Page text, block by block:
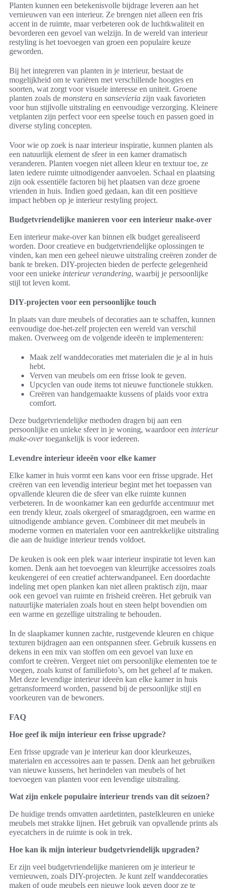
Planten kunnen een betekenisvolle bijdrage leveren aan het
vernieuwen van een interieur. Ze brengen niet alleen een fris
accent in de ruimte, maar verbeteren ook de luchtkwaliteit en
bevorderen een gevoel van welzijn. In de wereld van interieur
restyling is het toevoegen van groen een populaire keuze
geworden.
Bij het integreren van planten in je interieur, bestaat de
mogelijkheid om te variëren met verschillende hoogtes en
soorten, wat zorgt voor visuele interesse en uniteit. Groene
planten zoals de monstera en sansevieria zijn vaak favorieten
voor hun stijlvolle uitstraling en eenvoudige verzorging. Kleinere
vetplanten zijn perfect voor een speelse touch en passen goed in
diverse styling concepten.
Voor wie op zoek is naar interieur inspiratie, kunnen planten als
een natuurlijk element de sfeer in een kamer dramatisch
veranderen. Planten voegen niet alleen kleur en textuur toe, ze
laten iedere ruimte uitnodigender aanvoelen. Schaal en plaatsing
zijn ook essentiële factoren bij het plaatsen van deze groene
vrienden in huis. Indien goed gedaan, kan dit een positieve
impact hebben op je interieur restyling project.
Budgetvriendelijke manieren voor een interieur make-over
Een interieur make-over kan binnen elk budget gerealiseerd
worden. Door creatieve en budgetvriendelijke oplossingen te
vinden, kan men een geheel nieuwe uitstraling creëren zonder de
bank te breken. DIY-projecten bieden de perfecte gelegenheid
voor een unieke interieur verandering, waarbij je persoonlijke
stijl tot leven komt.
DIY-projecten voor een persoonlijke touch
In plaats van dure meubels of decoraties aan te schaffen, kunnen
eenvoudige doe-het-zelf projecten een wereld van verschil
maken. Overweeg om de volgende ideeën te implementeren:
Maak zelf wanddecoraties met materialen die je al in huis
hebt.
Verven van meubels om een frisse look te geven.
Upcyclen van oude items tot nieuwe functionele stukken.
Creëren van handgemaakte kussens of plaids voor extra
comfort.
Deze budgetvriendelijke methoden dragen bij aan een
persoonlijke en unieke sfeer in je woning, waardoor een interieur
make-overtoegankelijk is voor iedereen.
Levendre interieur ideeën voor elke kamer
Elke kamer in huis vormt een kans voor een frisse upgrade. Het
creëren van een levendig interieur begint met het toepassen van
opvallende kleuren die de sfeer van elke ruimte kunnen
verbeteren. In de woonkamer kan een gedurfde accentmuur met
een trendy kleur, zoals okergeel of smaragdgroen, een warme en
uitnodigende ambiance geven. Combineer dit met meubels in
moderne vormen en materialen voor een aantrekkelijke uitstraling
die aan de huidige interieur trends voldoet.
De keuken is ook een plek waar interieur inspiratie tot leven kan
komen. Denk aan het toevoegen van kleurrijke accessoires zoals
keukengerei of een creatief achterwandpaneel. Een doordachte
indeling met open planken kan niet alleen praktisch zijn, maar
ook een gevoel van ruimte en frisheid creëren. Het gebruik van
natuurlijke materialen zoals hout en steen helpt bovendien om
een warme en gezellige uitstraling te behouden.
In de slaapkamer kunnen zachte, rustgevende kleuren en chique
texturen bijdragen aan een ontspannen sfeer. Gebruik kussens en
dekens in een mix van stoffen om een gevoel van luxe en
comfort te creëren. Vergeet niet om persoonlijke elementen toe te
voegen, zoals kunst of familiefoto’s, om het geheel af te maken.
Met deze levendige interieur ideeën kan elke kamer in huis
getransformeerd worden, passend bij de persoonlijke stijl en
voorkeuren van de bewoners.
FAQ
Hoe geef ik mijn interieur een frisse upgrade?
Een frisse upgrade van je interieur kan door kleurkeuzes,
materialen en accessoires aan te passen. Denk aan het gebruiken
van nieuwe kussens, het herindelen van meubels of het
toevoegen van planten voor een levendige uitstraling.
Wat zijn enkele populaire interieur trends van dit seizoen?
De huidige trends omvatten aardetinten, pastelkleuren en unieke
meubels met strakke lijnen. Het gebruik van opvallende prints als
eyecatchers in de ruimte is ook in trek.
Hoe kan ik mijn interieur budgetvriendelijk upgraden?
Er zijn veel budgetvriendelijke manieren om je interieur te
vernieuwen, zoals DIY-projecten. Je kunt zelf wanddecoraties
maken of oude meubels een nieuwe look geven door ze te